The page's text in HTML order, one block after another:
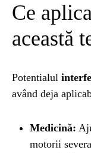
Ce
această
Potentialul
având deja
Medicină:
motorii